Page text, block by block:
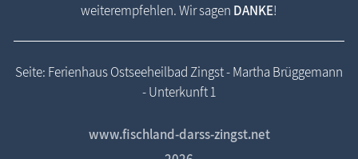
weiterempfehlen. Wir sagen DANKE!
Seite: Ferienhaus Ostseeheilbad Zingst - Martha Brüggemann
- Unterkunft 1
www.fischland-darss-zingst.net